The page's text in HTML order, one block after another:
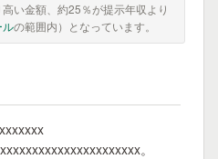
い金額、約25％が提示年収より
ルの範囲内）となっています。
。